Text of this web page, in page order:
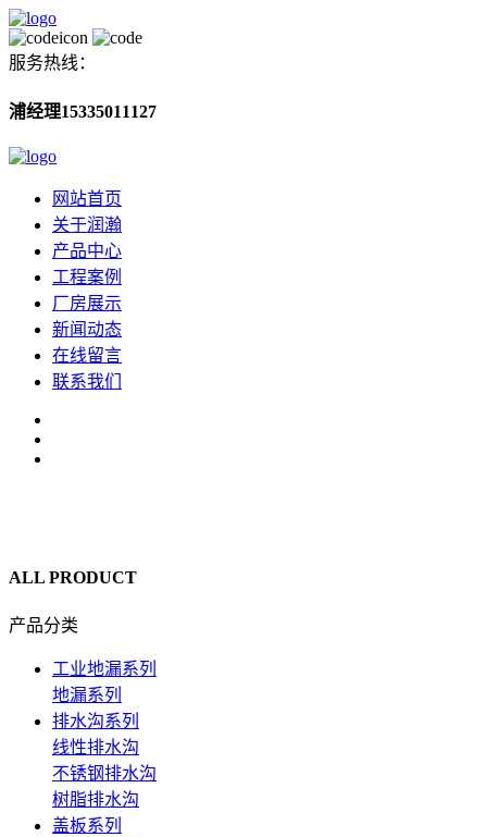
服务热线：
浦经理15335011127
网站首页
关于润瀚
产品中心
工程案例
厂房展示
新闻动态
在线留言
联系我们
ALL PRODUCT
产品分类
工业地漏系列
地漏系列
排水沟系列
线性排水沟
不锈钢排水沟
树脂排水沟
盖板系列